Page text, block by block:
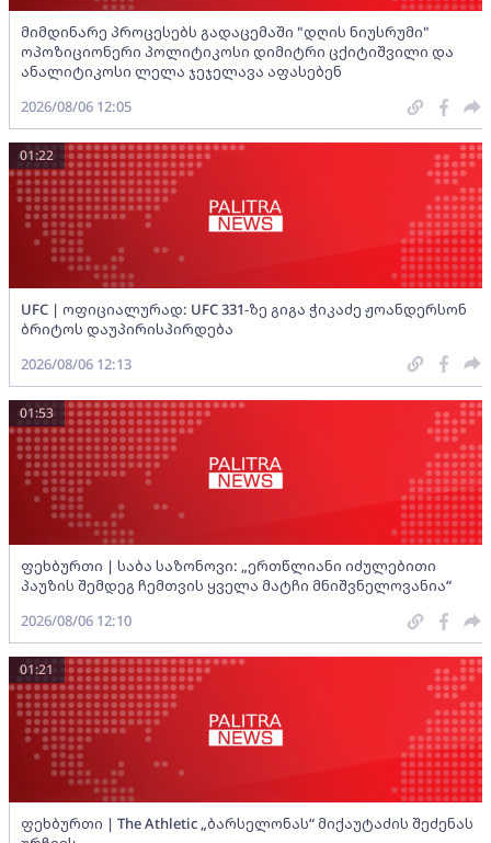
მიმდინარე პროცესებს გადაცემაში "დღის ნიუსრუმი"
ოპოზიციონერი პოლიტიკოსი დიმიტრი ცქიტიშვილი და
ანალიტიკოსი ლელა ჯეჯელავა აფასებენ
2026/08/06 12:05
UFC | ოფიციალურად: UFC 331-ზე გიგა ჭიკაძე ჟოანდერსონ
ბრიტოს დაუპირისპირდება
01:22
2026/08/06 12:13
ფეხბურთი | საბა საზონოვი: „ერთწლიანი იძულებითი
პაუზის შემდეგ ჩემთვის ყველა მატჩი მნიშვნელოვანია“
01:53
2026/08/06 12:10
ფეხბურთი | The Athletic „ბარსელონას“ მიქაუტაძის შეძენას
01:21